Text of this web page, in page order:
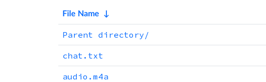
File Name
↓
Parent directory/
chat.txt
audio.m4a